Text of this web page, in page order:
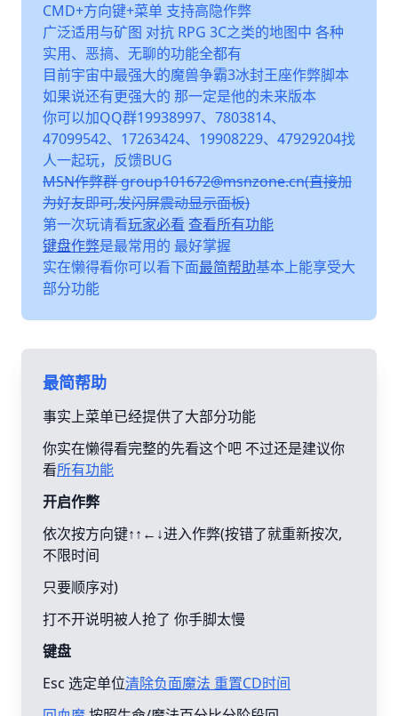
CMD+方向键+菜单 支持高隐作弊
广泛适用与矿图 对抗 RPG 3C之类的地图中 各种
实用、恶搞、无聊的功能全都有
目前宇宙中最强大的魔兽争霸3冰封王座作弊脚本
如果说还有更强大的 那一定是他的未来版本
你可以加QQ群19938997、7803814、
47099542、17263424、19908229、47929204找
人一起玩，反馈BUG
MSN作弊群 group101672@msnzone.cn(直接加
为好友即可,发闪屏震动显示面板)
第一次玩请看玩家必看 查看所有功能
键盘作弊是最常用的 最好掌握
实在懒得看你可以看下面最简帮助基本上能享受大
部分功能
最简帮助
事实上菜单已经提供了大部分功能
你实在懒得看完整的先看这个吧 不过还是建议你
看所有功能
开启作弊
依次按方向键↑↑←↓进入作弊(按错了就重新按次,
不限时间
只要顺序对)
打不开说明被人抢了 你手脚太慢
键盘
Esc 选定单位清除负面魔法 重置CD时间